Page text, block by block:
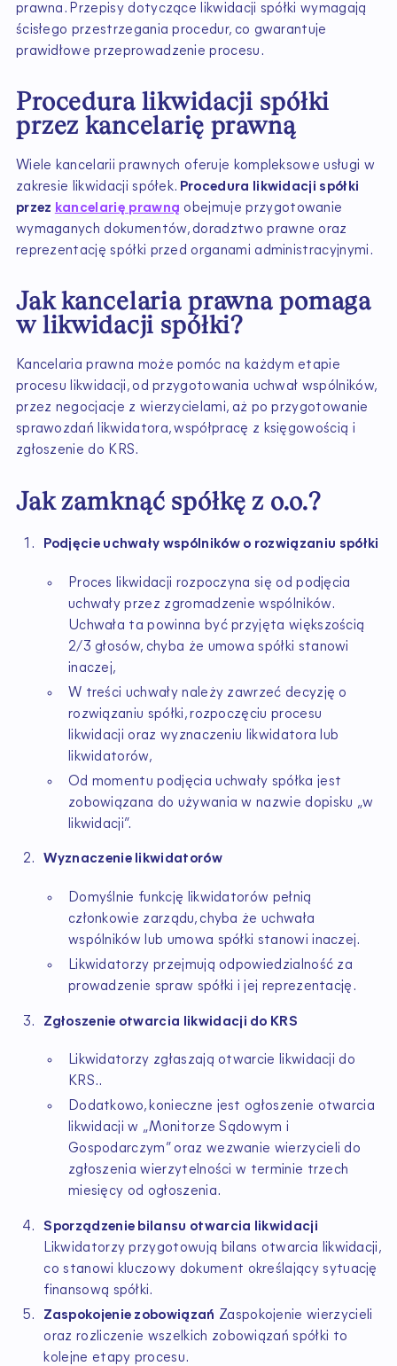
prawna. Przepisy dotyczące likwidacji spółki wymagają
ścisłego przestrzegania procedur, co gwarantuje
prawidłowe przeprowadzenie procesu.
Procedura likwidacji spółki
przez kancelarię prawną
Wiele kancelarii prawnych oferuje kompleksowe usługi w
zakresie likwidacji spółek. Procedura likwidacji spółki
przez kancelarię prawną obejmuje przygotowanie
wymaganych dokumentów, doradztwo prawne oraz
reprezentację spółki przed organami administracyjnymi.
Jak kancelaria prawna pomaga
w likwidacji spółki?
Kancelaria prawna może pomóc na każdym etapie
procesu likwidacji, od przygotowania uchwał wspólników,
przez negocjacje z wierzycielami, aż po przygotowanie
sprawozdań likwidatora, współpracę z księgowością i
zgłoszenie do KRS.
Jak zamknąć spółkę z o.o.?
Podjęcie uchwały wspólników o rozwiązaniu spółki
Proces likwidacji rozpoczyna się od podjęcia
uchwały przez zgromadzenie wspólników.
Uchwała ta powinna być przyjęta większością
2/3 głosów, chyba że umowa spółki stanowi
inaczej,
W treści uchwały należy zawrzeć decyzję o
rozwiązaniu spółki, rozpoczęciu procesu
likwidacji oraz wyznaczeniu likwidatora lub
likwidatorów,
Od momentu podjęcia uchwały spółka jest
zobowiązana do używania w nazwie dopisku „w
likwidacji”.
Wyznaczenie likwidatorów
Domyślnie funkcję likwidatorów pełnią
członkowie zarządu, chyba że uchwała
wspólników lub umowa spółki stanowi inaczej.
Likwidatorzy przejmują odpowiedzialność za
prowadzenie spraw spółki i jej reprezentację.
Zgłoszenie otwarcia likwidacji do KRS
Likwidatorzy zgłaszają otwarcie likwidacji do
KRS..
Dodatkowo, konieczne jest ogłoszenie otwarcia
likwidacji w „Monitorze Sądowym i
Gospodarczym” oraz wezwanie wierzycieli do
zgłoszenia wierzytelności w terminie trzech
miesięcy od ogłoszenia.
Sporządzenie bilansu otwarcia likwidacji
Likwidatorzy przygotowują bilans otwarcia likwidacji,
co stanowi kluczowy dokument określający sytuację
finansową spółki.
Zaspokojenie zobowiązań Zaspokojenie wierzycieli
oraz rozliczenie wszelkich zobowiązań spółki to
kolejne etapy procesu.